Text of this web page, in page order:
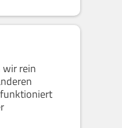
wir rein